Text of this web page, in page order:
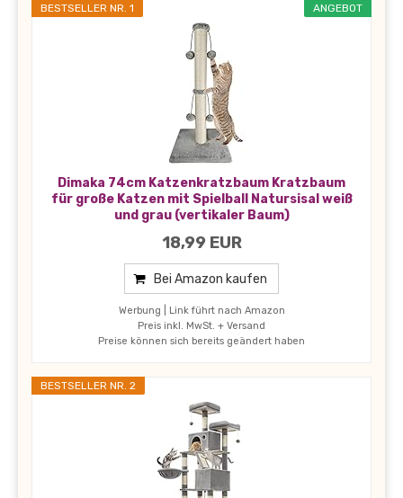
ANGEBOT
BESTSELLER NR. 1
Dimaka 74cm Katzenkratzbaum Kratzbaum
für große Katzen mit Spielball Natursisal weiß
und grau (vertikaler Baum)
18,99 EUR
Bei Amazon kaufen
Werbung | Link führt nach Amazon
Preis inkl. MwSt. + Versand
Preise können sich bereits geändert haben
BESTSELLER NR. 2